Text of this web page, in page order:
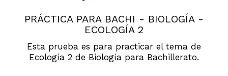
PRÁCTICA PARA BACHI - BIOLOGÍA -
ECOLOGÍA 2
Esta prueba es para practicar el tema de
Ecología 2 de Biología para Bachillerato.